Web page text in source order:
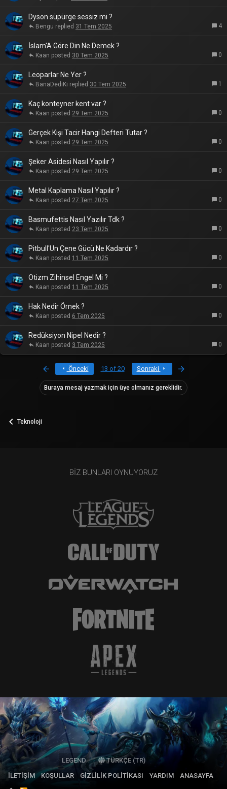
Dyson süpürge sessiz mi ?
4
31 Tem 2025
Bengu
İslam'A Göre Din Ne Demek ?
0
30 Tem 2025
Kaan
Leoparlar Ne Yer ?
1
30 Tem 2025
BanaDediKi
Kaç konteyner kent var ?
0
29 Tem 2025
Kaan
Gerçek Kişi Tacir Hangi Defteri Tutar ?
0
29 Tem 2025
Kaan
Şeker Asidesi Nasıl Yapılır ?
0
29 Tem 2025
Kaan
Metal Kaplama Nasıl Yapılır ?
0
27 Tem 2025
Kaan
Basmufettis Nasıl Yazılır Tdk ?
0
23 Tem 2025
Kaan
Pitbull'Un Çene Gücü Ne Kadardır ?
0
11 Tem 2025
Kaan
Otizm Zihinsel Engel Mi ?
0
11 Tem 2025
Kaan
Hak Nedir Örnek ?
0
6 Tem 2025
Kaan
Redüksiyon Nipel Nedir ?
0
3 Tem 2025
Kaan
Önceki 13 of 20 Sonraki
Buraya mesaj yazmak için üye olmanız gereklidir.
Teknoloji
BIZ BUNLARI OYNUYORUZ
LEGEND
TÜRKÇE (TR)
İLETIŞIM
KOŞULLAR GIZLILIK POLITIKASI YARDIM ANASAYFA